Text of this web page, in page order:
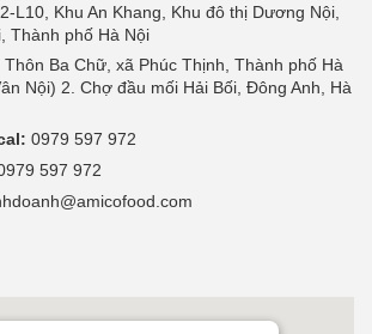
L10, Khu An Khang, Khu đô thị Dương Nội,
Thành phố Hà Nội
Thôn Ba Chữ, xã Phúc Thịnh, Thành phố Hà
Nội) 2. Chợ đầu mối Hải Bối, Đông Anh, Hà
0979 597 972
597 972